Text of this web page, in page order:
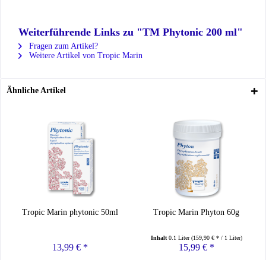
Weiterführende Links zu "TM Phytonic 200 ml"
Fragen zum Artikel?
Weitere Artikel von Tropic Marin
Ähnliche Artikel
Tropic Marin phytonic 50ml
13,99 € *
Tropic Marin Phyton 60g
Inhalt 0.1 Liter(159,90 € * / 1 Liter)
15,99 € *